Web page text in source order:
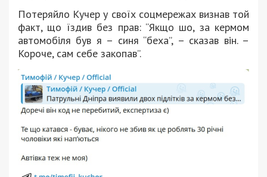
Потеряйло Кучер у своїх соцмережах визнав той
факт, що їздив без прав: “Якщо шо, за кермом
автомобіля був я – синя “беха”, – сказав він. –
Короче, сам себе закопав”.